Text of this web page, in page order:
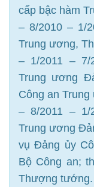
cấp bậc hàm
– 8/2010 – 1/
Trung ương,
– 1/2011 – 7/
Trung ương
Công an
– 8/2011 – 1/
Trung ương
vụ Đảng ủy
Bộ Công an;
Thượng tướng.